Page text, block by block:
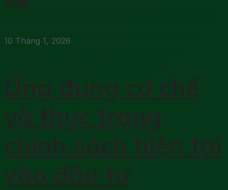
10 Tháng 1, 2026
Ứng dụng cơ chế
và thực trạng
chính sách hiện tại
vào đầu tư